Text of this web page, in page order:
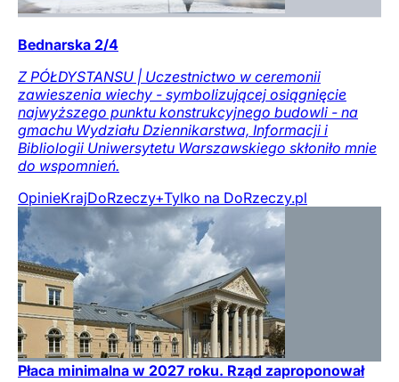
Bednarska 2/4
Z PÓŁDYSTANSU | Uczestnictwo w ceremonii
zawieszenia wiechy - symbolizującej osiągnięcie
najwyższego punktu konstrukcyjnego budowli - na
gmachu Wydziału Dziennikarstwa, Informacji i
Bibliologii Uniwersytetu Warszawskiego skłoniło mnie
do wspomnień.
OpinieKrajDoRzeczy+Tylko na DoRzeczy.pl
Płaca minimalna w 2027 roku. Rząd zaproponował